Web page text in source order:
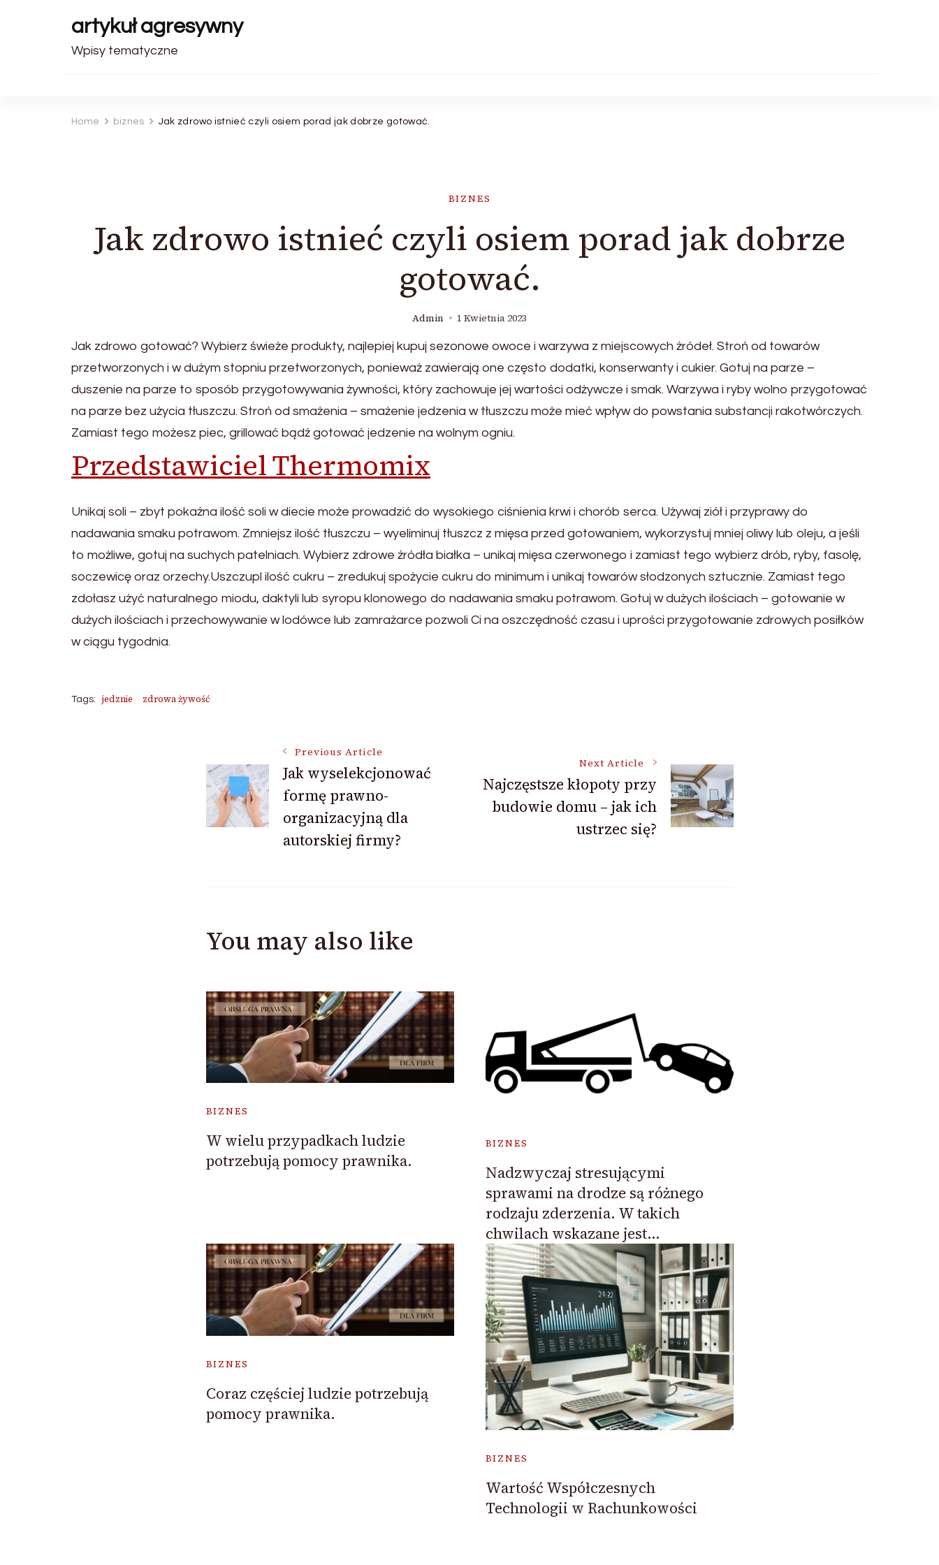
artykuł agresywny
Wpisy tematyczne
Home biznes Jak zdrowo istnieć czyli osiem porad jak dobrze gotować.
BIZNES
Jak zdrowo istnieć czyli osiem porad jak dobrze
gotować.
Admin 1 Kwietnia 2023
Jak zdrowo gotować? Wybierz świeże produkty, najlepiej kupuj sezonowe owoce i warzywa z miejscowych źródeł. Stroń od towarów
przetworzonych i w dużym stopniu przetworzonych, ponieważ zawierają one często dodatki, konserwanty i cukier. Gotuj na parze –
duszenie na parze to sposób przygotowywania żywności, który zachowuje jej wartości odżywcze i smak. Warzywa i ryby wolno przygotować
na parze bez użycia tłuszczu. Stroń od smażenia – smażenie jedzenia w tłuszczu może mieć wpływ do powstania substancji rakotwórczych.
Zamiast tego możesz piec, grillować bądź gotować jedzenie na wolnym ogniu.
Przedstawiciel Thermomix
Unikaj soli – zbyt pokaźna ilość soli w diecie może prowadzić do wysokiego ciśnienia krwi i chorób serca. Używaj ziół i przyprawy do
nadawania smaku potrawom. Zmniejsz ilość tłuszczu – wyeliminuj tłuszcz z mięsa przed gotowaniem, wykorzystuj mniej oliwy lub oleju, a jeśli
to możliwe, gotuj na suchych patelniach. Wybierz zdrowe źródła białka – unikaj mięsa czerwonego i zamiast tego wybierz drób, ryby, fasolę,
soczewicę oraz orzechy.Uszczupl ilość cukru – zredukuj spożycie cukru do minimum i unikaj towarów słodzonych sztucznie. Zamiast tego
zdołasz użyć naturalnego miodu, daktyli lub syropu klonowego do nadawania smaku potrawom. Gotuj w dużych ilościach – gotowanie w
dużych ilościach i przechowywanie w lodówce lub zamrażarce pozwoli Ci na oszczędność czasu i uprości przygotowanie zdrowych posiłków
w ciągu tygodnia.
Tags: jedznie zdrowa żywość
Post
Navigation
Previous Article
Jak wyselekcjonować
formę prawno-
organizacyjną dla
autorskiej firmy?
Next Article
Najczęstsze kłopoty przy
budowie domu – jak ich
ustrzec się?
You may also like
BIZNES
W wielu przypadkach ludzie
potrzebują pomocy prawnika.
BIZNES
Nadzwyczaj stresującymi
sprawami na drodze są różnego
rodzaju zderzenia. W takich
chwilach wskazane jest…
BIZNES
Coraz częściej ludzie potrzebują
pomocy prawnika.
BIZNES
Wartość Współczesnych
Technologii w Rachunkowości